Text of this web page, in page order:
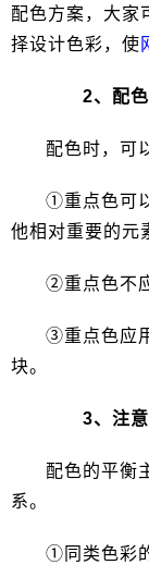
配色方案，大家
择设计色彩，使
2、配色
配色时，可
①重点色可
他相对重要的元
②重点色不
③重点色应
块。
3、注意
配色的平衡
系。
①同类色彩